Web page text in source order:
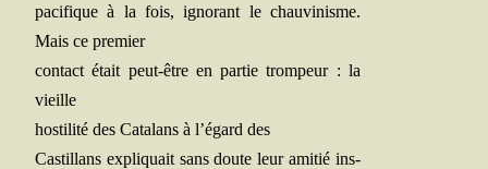
paci­fique à la fois, igno­rant le chau­vi­nisme.
Mais ce premier
contact était peut-être en par­tie trom­peur : la
vieille
hos­ti­li­té des Cata­lans à l’égard des
Cas­tillans expli­quait sans doute leur ami­tié ins­